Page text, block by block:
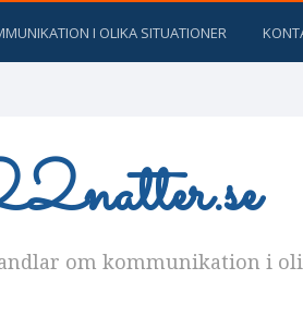
I OLIKA SITUATIONER
om kommunikation i